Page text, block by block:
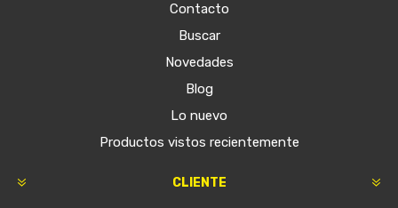
Contacto
Buscar
Novedades
Blog
Lo nuevo
Productos vistos recientemente
CLIENTE